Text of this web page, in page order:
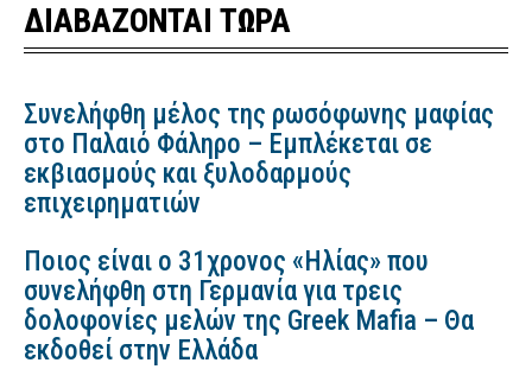
ΔΙΑΒΑΖΟΝΤΑΙ ΤΩΡΑ
Συνελήφθη μέλος της ρωσόφωνης μαφίας
στο Παλαιό Φάληρο – Εμπλέκεται σε
εκβιασμούς και ξυλοδαρμούς
επιχειρηματιών
Ποιος είναι ο 31χρονος «Ηλίας» που
συνελήφθη στη Γερμανία για τρεις
δολοφονίες μελών της Greek Mafia – Θα
εκδοθεί στην Ελλάδα